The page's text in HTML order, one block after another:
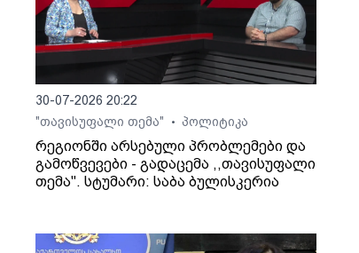
30-07-2026 20:22
"თავისუფალი თემა"
• პოლიტიკა
რეგიონში არსებული პრობლემები და
გამოწვევები - გადაცემა ,,თავისუფალი
თემა". სტუმარი: საბა ბულისკერია